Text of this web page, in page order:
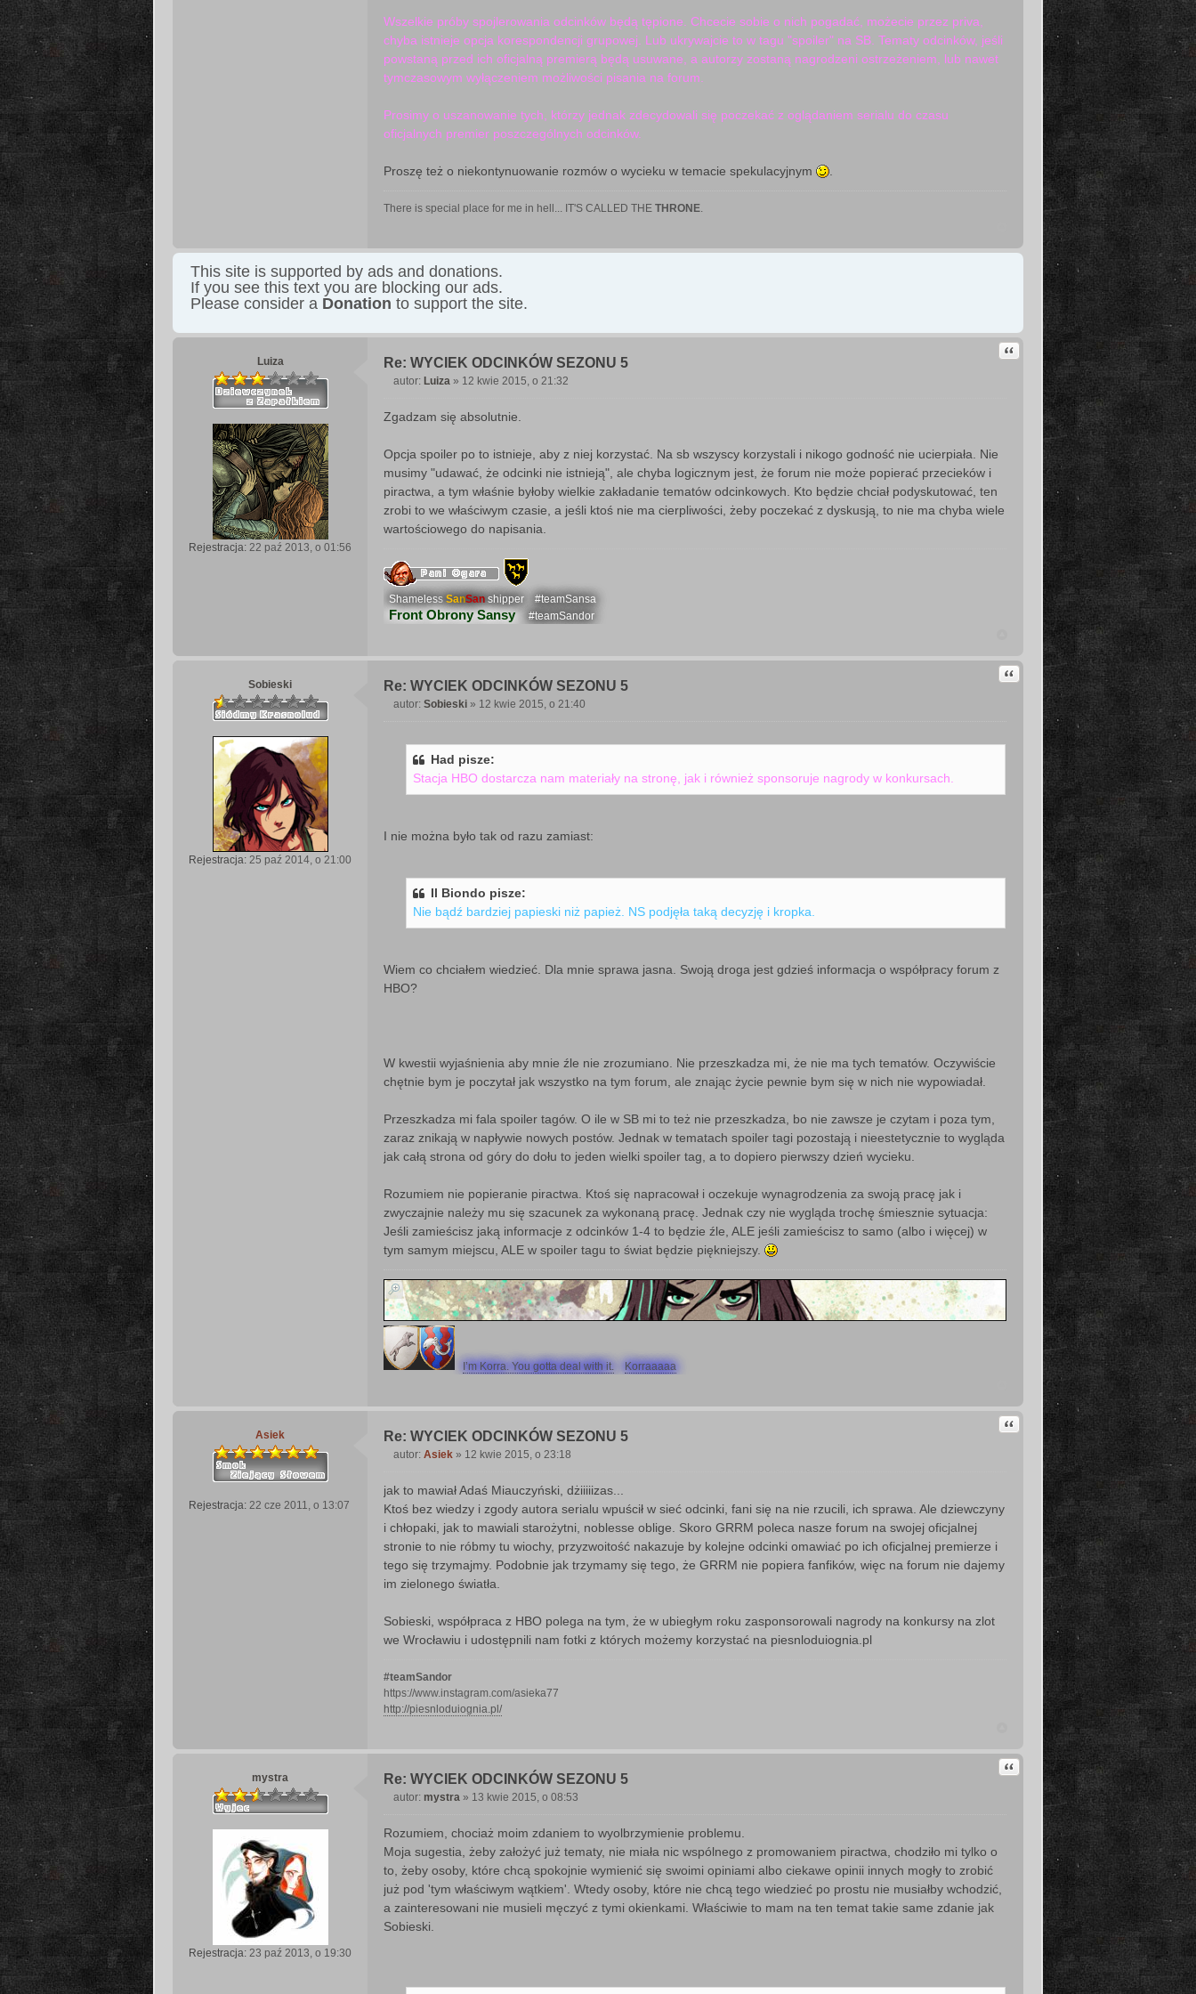
Wszelkie próby spojlerowania odcinków będą tępione. Chcecie sobie o nich pogadać, możecie przez priva,
chyba istnieje opcja korespondencji grupowej. Lub ukrywajcie to w tagu "spoiler" na SB. Tematy odcinków, jeśli
powstaną przed ich oficjalną premierą będą usuwane, a autorzy zostaną nagrodzeni ostrzeżeniem, lub nawet
tymczasowym wyłączeniem możliwości pisania na forum.
Prosimy o uszanowanie tych, którzy jednak zdecydowali się poczekać z oglądaniem serialu do czasu
oficjalnych premier poszczególnych odcinków.
Proszę też o niekontynuowanie rozmów o wycieku w temacie spekulacyjnym
There is special place for me in hell... IT'S CALLED THE THRONE.
This site is supported by ads and donations.
If you see this text you are blocking our ads.
Please consider a Donation to support the site.
Luiza
Rejestracja: 22 paź 2013, o 01:56
Re: WYCIEK ODCINKÓW SEZONU 5
Cytuj
s
autor: Luiza » 12 kwie 2015, o 21:32
Zgadzam się absolutnie.
Opcja spoiler po to istnieje, aby z niej korzystać. Na sb wszyscy korzystali i nikogo godność nie ucierpiała. Nie
musimy "udawać, że odcinki nie istnieją", ale chyba logicznym jest, że forum nie może popierać przecieków i
piractwa, a tym właśnie byłoby wielkie zakładanie tematów odcinkowych. Kto będzie chciał podyskutować, ten
zrobi to we właściwym czasie, a jeśli ktoś nie ma cierpliwości, żeby poczekać z dyskusją, to nie ma chyba wiele
wartościowego do napisania.
Shameless SanSan shipper #teamSansa
Front Obrony Sansy #teamSandor
Sobieski
Rejestracja: 25 paź 2014, o 21:00
Re: WYCIEK ODCINKÓW SEZONU 5
Cytuj
autor: Sobieski » 12 kwie 2015, o 21:40
Had pisze:
Stacja HBO dostarcza nam materiały na stronę, jak i również sponsoruje nagrody w konkursach.
I nie można było tak od razu zamiast:
Il Biondo pisze:
Nie bądź bardziej papieski niż papież. NS podjęła taką decyzję i kropka.
Wiem co chciałem wiedzieć. Dla mnie sprawa jasna. Swoją droga jest gdzieś informacja o współpracy forum z
HBO?
W kwestii wyjaśnienia aby mnie źle nie zrozumiano. Nie przeszkadza mi, że nie ma tych tematów. Oczywiście
chętnie bym je poczytał jak wszystko na tym forum, ale znając życie pewnie bym się w nich nie wypowiadał.
Przeszkadza mi fala spoiler tagów. O ile w SB mi to też nie przeszkadza, bo nie zawsze je czytam i poza tym,
zaraz znikają w napływie nowych postów. Jednak w tematach spoiler tagi pozostają i nieestetycznie to wygląda
jak całą strona od góry do dołu to jeden wielki spoiler tag, a to dopiero pierwszy dzień wycieku.
Rozumiem nie popieranie piractwa. Ktoś się napracował i oczekuje wynagrodzenia za swoją pracę jak i
zwyczajnie należy mu się szacunek za wykonaną pracę. Jednak czy nie wygląda trochę śmiesznie sytuacja:
Jeśli zamieścisz jaką informacje z odcinków 1-4 to będzie źle, ALE jeśli zamieścisz to samo (albo i więcej) w
tym samym miejscu, ALE w spoiler tagu to świat będzie piękniejszy.
I’m Korra. You gotta deal with it. Korraaaaa
Asiek
Rejestracja: 22 cze 2011, o 13:07
Re: WYCIEK ODCINKÓW SEZONU 5
Cytuj
s
t
autor: Asiek » 12 kwie 2015, o 23:18
jak to mawiał Adaś Miauczyński, dżiiiiizas...
Ktoś bez wiedzy i zgody autora serialu wpuścił w sieć odcinki, fani się na nie rzucili, ich sprawa. Ale dziewczyny
i chłopaki, jak to mawiali starożytni, noblesse oblige. Skoro GRRM poleca nasze forum na swojej oficjalnej
stronie to nie róbmy tu wiochy, przyzwoitość nakazuje by kolejne odcinki omawiać po ich oficjalnej premierze i
tego się trzymajmy. Podobnie jak trzymamy się tego, że GRRM nie popiera fanfików, więc na forum nie dajemy
im zielonego światła.
Sobieski, współpraca z HBO polega na tym, że w ubiegłym roku zasponsorowali nagrody na konkursy na zlot
we Wrocławiu i udostępnili nam fotki z których możemy korzystać na piesnloduiognia.pl
#teamSandor
https://www.instagram.com/asieka77
http://piesnloduiognia.pl/
mystra
Rejestracja: 23 paź 2013, o 19:30
Re: WYCIEK ODCINKÓW SEZONU 5
Cytuj
s
t
autor: mystra » 13 kwie 2015, o 08:53
Rozumiem, chociaż moim zdaniem to wyolbrzymienie problemu.
Moja sugestia, żeby założyć już tematy, nie miała nic wspólnego z promowaniem piractwa, chodziło mi tylko o
to, żeby osoby, które chcą spokojnie wymienić się swoimi opiniami albo ciekawe opinii innych mogły to zrobić
już pod 'tym właściwym wątkiem'. Wtedy osoby, które nie chcą tego wiedzieć po prostu nie musiałby wchodzić,
a zainteresowani nie musieli męczyć z tymi okienkami. Właściwie to mam na ten temat takie same zdanie jak
Sobieski.